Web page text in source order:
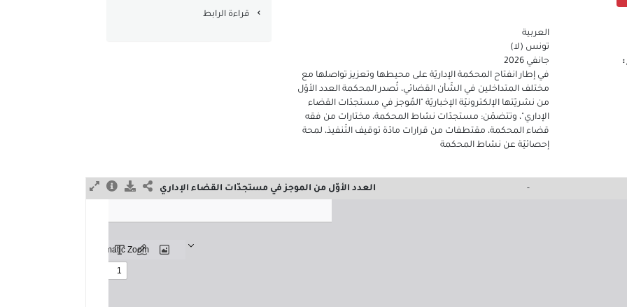
العربية
تونس (لا)
:
جانفي 2026
في إطار انفتاح المحكمة الإداريّة على محيطها وتعزيز تواصلها مع
مختلف المتداخلين في الشّأن القضائي، تُصدر المحكمة العدد الأوّل
من نشريّتها الإلكترونيّة الإخباريّة "المُوجز في مستجدّات القضاء
الإداري"، وتتضمّن: مستجدّات نشاط المحكمة، مختارات من فقه
قضاء المحكمة، مقتطفات من قرارات مادّة توقيف التّنفيذ، لمحة
إحصائيّة عن نشاط المحكمة
قراءة الرابط
- العدد الأوّل من الموجز في مستجدّات القضاء الإداري